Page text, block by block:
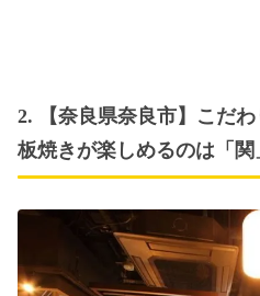
2. 【奈良県奈良市】こだ
板焼きが楽しめるのは「関